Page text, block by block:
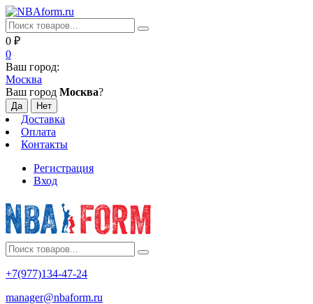
0 ₽
0
Ваш город:
Москва
Ваш город Москва?
Доставка
Оплата
Контакты
Регистрация
Вход
+7(977)134-47-24
manager@nbaform.ru